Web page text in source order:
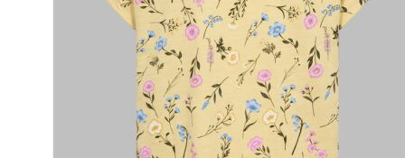
Mekot
Hameet
Naisten housut
Leggingsit ja collegehousut
Naisten housut
Naisten farkut
Caprit ja shortsit
Naisten asusteet
Vyöt ja korut